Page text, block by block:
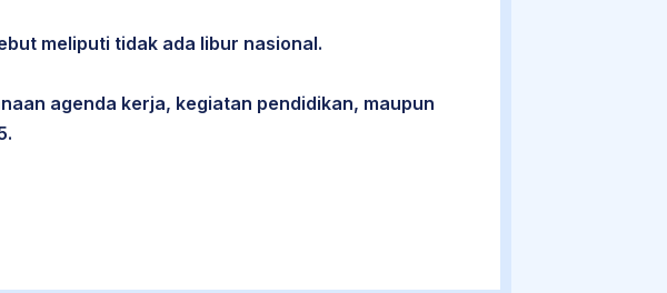
meliputi tidak ada libur nasional.
agenda kerja, kegiatan pendidikan, maupun